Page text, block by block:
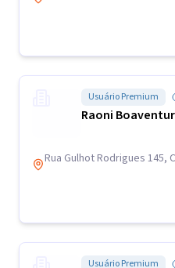
Usuário Premium
Raoni
Rua Gulhot Rodrigues 145,
Usuário Premium